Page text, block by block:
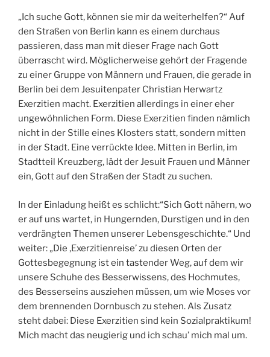
„Ich suche Gott, können sie mir da weiterhelfen?“ Auf
den Straßen von Berlin kann es einem durchaus
passieren, dass man mit dieser Frage nach Gott
überrascht wird. Möglicherweise gehört der Fragende
zu einer Gruppe von Männern und Frauen, die gerade in
Berlin bei dem Jesuitenpater Christian Herwartz
Exerzitien macht. Exerzitien allerdings in einer eher
ungewöhnlichen Form. Diese Exerzitien finden nämlich
nicht in der Stille eines Klosters statt, sondern mitten
in der Stadt. Eine verrückte Idee. Mitten in Berlin, im
Stadtteil Kreuzberg, lädt der Jesuit Frauen und Männer
ein, Gott auf den Straßen der Stadt zu suchen.
In der Einladung heißt es schlicht:“Sich Gott nähern, wo
er auf uns wartet, in Hungernden, Durstigen und in den
verdrängten Themen unserer Lebensgeschichte.“ Und
weiter: „Die ‚Exerzitienreise’ zu diesen Orten der
Gottesbegegnung ist ein tastender Weg, auf dem wir
unsere Schuhe des Besserwissens, des Hochmutes,
des Besserseins ausziehen müssen, um wie Moses vor
dem brennenden Dornbusch zu stehen. Als Zusatz
steht dabei: Diese Exerzitien sind kein Sozialpraktikum!
Mich macht das neugierig und ich schau’ mich mal um.